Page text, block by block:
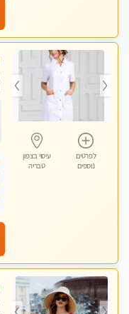
לפרטים
נוספים
עיסוי בצפון
טבריה